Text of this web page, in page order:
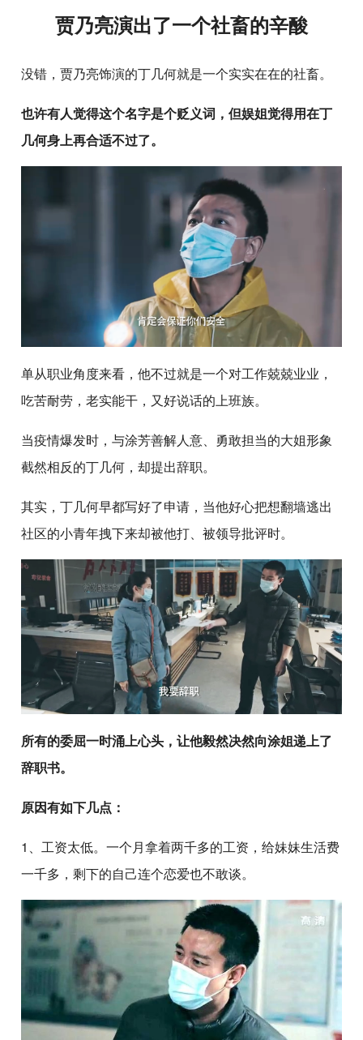
贾乃亮演出了一个社畜的辛酸
没错，贾乃亮饰演的丁几何就是一个实实在在的社畜。
也许有人觉得这个名字是个贬义词，但娱姐觉得用在丁
几何身上再合适不过了。
单从职业角度来看，他不过就是一个对工作兢兢业业，
吃苦耐劳，老实能干，又好说话的上班族。
当疫情爆发时，与涂芳善解人意、勇敢担当的大姐形象
截然相反的丁几何，却提出辞职。
其实，丁几何早都写好了申请，当他好心把想翻墙逃出
社区的小青年拽下来却被他打、被领导批评时。
所有的委屈一时涌上心头，让他毅然决然向涂姐递上了
辞职书。
原因有如下几点：
1、工资太低。一个月拿着两千多的工资，给妹妹生活费
一千多，剩下的自己连个恋爱也不敢谈。